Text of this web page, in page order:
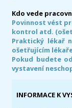
Kdo vede
Povinnost vést
kontrol atd.
Praktický lékař
ošetřujícím
Pokud budete
vystavení
INFORMACE K